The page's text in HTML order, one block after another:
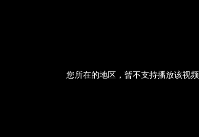
您所在的地区，暂不支持播放该视频